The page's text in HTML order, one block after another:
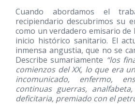
Cuando abordamos el
recipiendario descubrimos su
como un verdadero emisario
inicio histórico sanitario. El
inmensa angustia, que no se
Describe sumariamente “los
comienzos del XX, lo que era
incomunicado, enfermo,
continuas guerras,
deficitaria, premiado con el